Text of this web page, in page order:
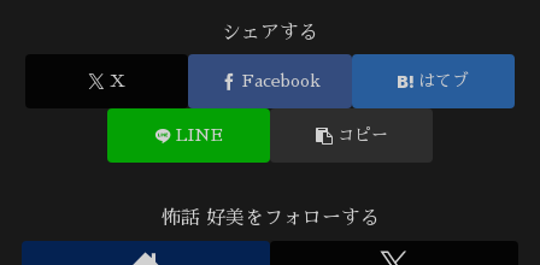
シェアする
X Facebook はてブ
LINE コピー
怖話 好美をフォローする